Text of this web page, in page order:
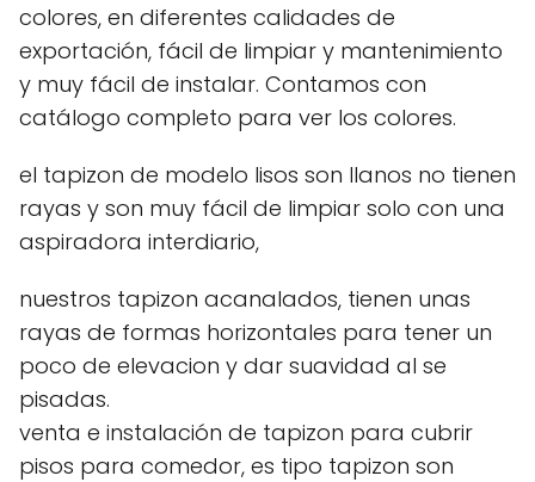
colores, en diferentes calidades de
exportación, fácil de limpiar y mantenimiento
y muy fácil de instalar. Contamos con
catálogo completo para ver los colores.
el tapizon de modelo lisos son llanos no tienen
rayas y son muy fácil de limpiar solo con una
aspiradora interdiario,
nuestros tapizon acanalados, tienen unas
rayas de formas horizontales para tener un
poco de elevacion y dar suavidad al se
pisadas.
venta e instalación de tapizon para cubrir
pisos para comedor, es tipo tapizon son